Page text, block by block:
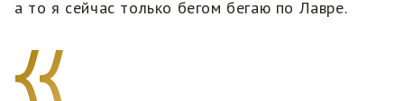
а то я сейчас только бегом бегаю по Лавре.